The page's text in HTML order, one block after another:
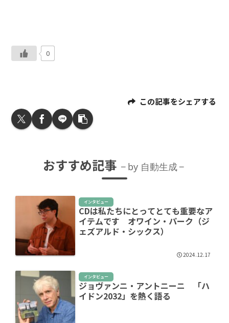
0
この記事をシェアする
おすすめ記事 by 自動生成
インタビュー
CDは私たちにとってとても重要なア
イテムです オワイン・パーク（ジ
ェズアルド・シックス）
2024.12.17
インタビュー
ジョヴァンニ・アントニーニ 「ハ
イドン2032」を熱く語る